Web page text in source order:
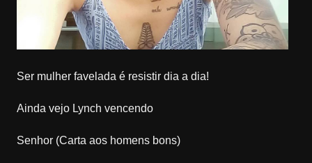
Ser mulher favelada é resistir dia a dia!
Ainda vejo Lynch vencendo
Senhor (Carta aos homens bons)